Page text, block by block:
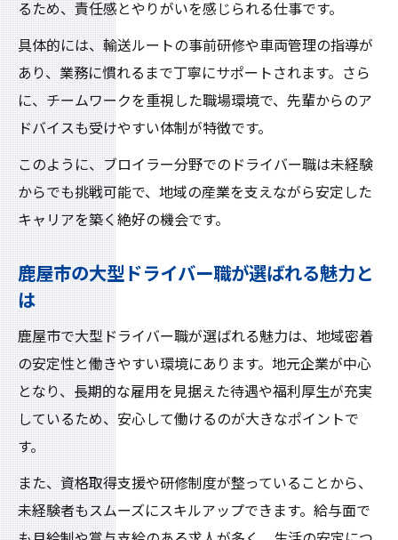
るため、責任感とやりがいを感じられる仕事です。
具体的には、輸送ルートの事前研修や車両管理の指導が
あり、業務に慣れるまで丁寧にサポートされます。さら
に、チームワークを重視した職場環境で、先輩からのア
ドバイスも受けやすい体制が特徴です。
このように、ブロイラー分野でのドライバー職は未経験
からでも挑戦可能で、地域の産業を支えながら安定した
キャリアを築く絶好の機会です。
鹿屋市の大型ドライバー職が選ばれる魅力と
は
鹿屋市で大型ドライバー職が選ばれる魅力は、地域密着
の安定性と働きやすい環境にあります。地元企業が中心
となり、長期的な雇用を見据えた待遇や福利厚生が充実
しているため、安心して働けるのが大きなポイントで
す。
また、資格取得支援や研修制度が整っていることから、
未経験者もスムーズにスキルアップできます。給与面で